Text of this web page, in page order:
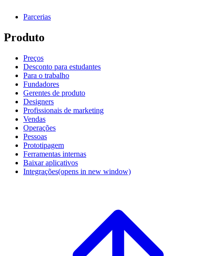
Parcerias
Produto
Preços
Desconto para estudantes
Para o trabalho
Fundadores
Gerentes de produto
Designers
Profissionais de marketing
Vendas
Operações
Pessoas
Prototipagem
Ferramentas internas
Baixar aplicativos
Integrações(opens in new window)